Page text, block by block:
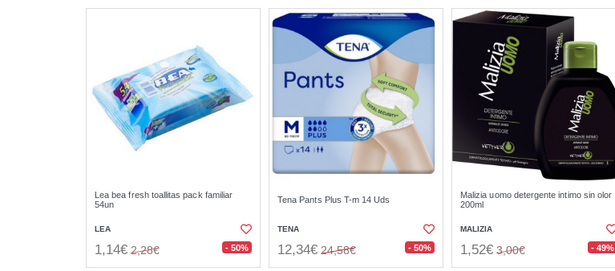
Lea bea fresh toallitas pack familiar
54un
LEA
1,14€ 2,28€ - 50%
Tena Pants Plus T-m 14 Uds
TENA
12,34€ 24,58€ - 50%
Malizia uomo detergente intimo sin olor
200ml
MALIZIA
1,52€ 3,00€ - 49%